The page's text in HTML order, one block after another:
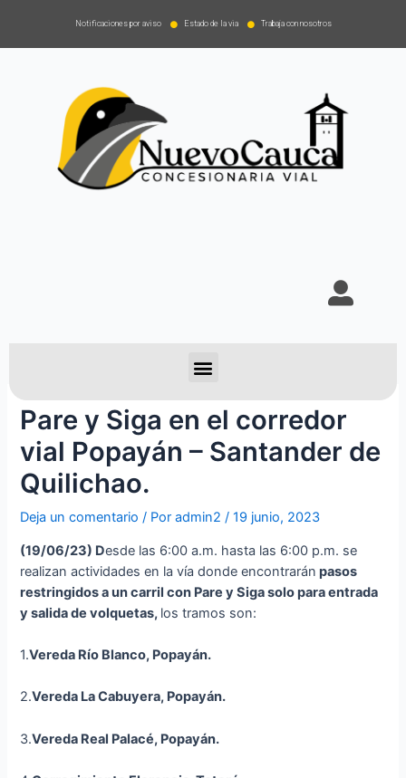
Notificaciones por aviso Estado de la via Trabaja con nosotros
Pare y Siga en el corredor
vial Popayán – Santander de
Quilichao.
Deja un comentario / Poradmin2 /19 junio, 2023
(19/06/23) Desde las 6:00 a.m. hasta las 6:00 p.m. se
realizan actividades en la vía donde encontrarán pasos
restringidos a un carril con Pare y Siga solo para entrada
y salida de volquetas, los tramos son:
1.Vereda Río Blanco, Popayán.
2.Vereda La Cabuyera, Popayán.
3.Vereda Real Palacé, Popayán.